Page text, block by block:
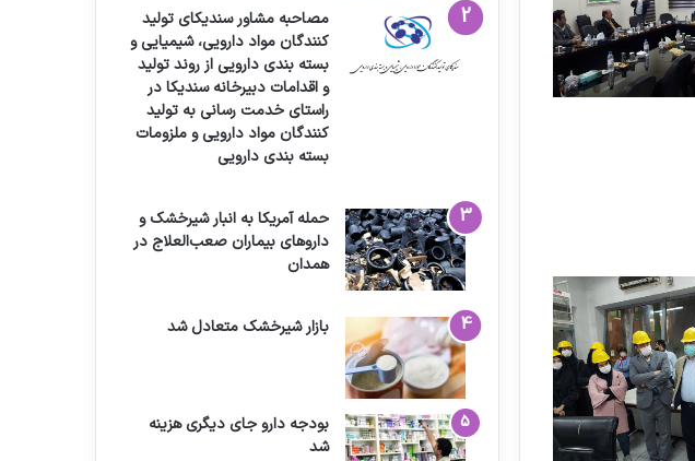
مصاحبه مشاور سندیکای تولید
کنندگان مواد دارویی، شیمیایی و
بسته بندی دارویی از روند تولید
و اقدامات دبیرخانه سندیکا در
راستای خدمت رسانی به تولید
کنندگان مواد دارویی و ملزومات
بسته بندی دارویی
حمله آمریکا به انبار شیرخشک و
داروهای بیماران صعب‌العلاج در
همدان
بازار شیرخشک متعادل شد
بودجه دارو جای دیگری هزینه
شد